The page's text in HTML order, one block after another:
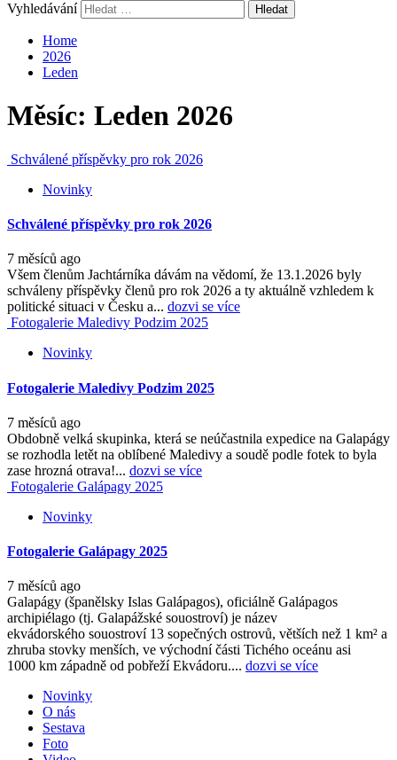
Vyhledávání
Home
2026
Leden
Měsíc: Leden 2026
Schválené příspěvky pro rok 2026
Novinky
Schválené příspěvky pro rok 2026
7 měsíců ago
Všem členům Jachtárníka dávám na vědomí, že 13.1.2026 byly
schváleny příspěvky členů pro rok 2026 a ty aktuálně vzhledem k
politické situaci v Česku a... dozvi se více
Fotogalerie Maledivy Podzim 2025
Novinky
Fotogalerie Maledivy Podzim 2025
7 měsíců ago
Obdobně velká skupinka, která se neúčastnila expedice na Galapágy
se rozhodla letět na oblíbené Maledivy a soudě podle fotek to byla
zase hrozná otrava!... dozvi se více
Fotogalerie Galápagy 2025
Novinky
Fotogalerie Galápagy 2025
7 měsíců ago
Galapágy (španělsky Islas Galápagos), oficiálně Galápagos
archipiélago (tj. Galapážské souostroví) je název
ekvádorského souostroví 13 sopečných ostrovů, větších než 1 km² a
zhruba stovky menších, ve východní části Tichého oceánu asi
1000 km západně od pobřeží Ekvádoru.... dozvi se více
Novinky
O nás
Sestava
Foto